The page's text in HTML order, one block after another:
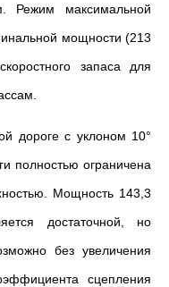
Режим максимальной
мощности (213
запаса для
дороге с уклоном 10°
полностью ограничена
Мощность 143,3
достаточной, но
без увеличения
сцепления